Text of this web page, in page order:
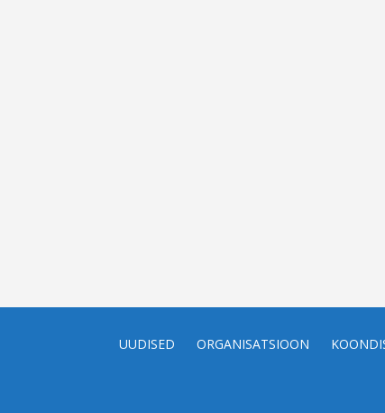
UUDISED ORGANISATSIOON